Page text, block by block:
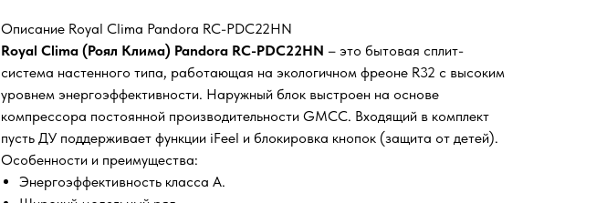
Описание Royal Clima Pandora RC-PDC22HN
Royal Clima (Роял Клима) Pandora RC-PDC22HN – это бытовая сплит-
система настенного типа, работающая на экологичном фреоне R32 с высоким
уровнем энергоэффективности. Наружный блок выстроен на основе
компрессора постоянной производительности GMCC. Входящий в комплект
пусть ДУ поддерживает функции iFeel и блокировка кнопок (защита от детей).
Особенности и преимущества:
Энергоэффективность класса А.